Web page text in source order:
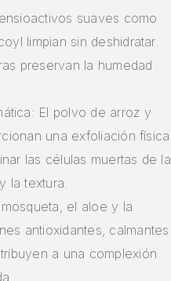
suaves como
limpian sin deshidratar.
preservan la humedad
El polvo de arroz y
una exfoliación física
las células muertas de la
la textura.
el aloe y la
antioxidantes, calmantes
a una complexión